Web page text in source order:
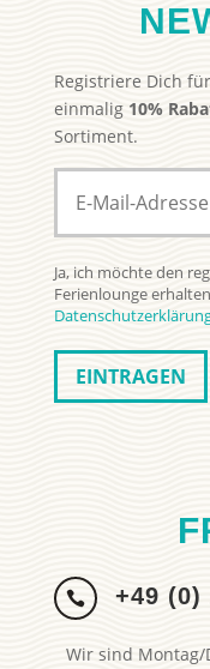
Registriere Dich
einmalig 10%
Sortiment.
Ja, ich möchte den
Ferienlounge
 +49 (0)
Wir sind Montag/